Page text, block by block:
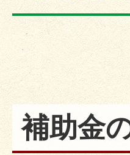
補助金